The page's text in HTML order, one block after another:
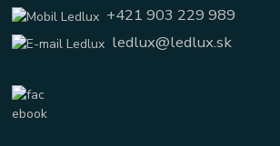
+421 903 229 989
ledlux@ledlux.sk